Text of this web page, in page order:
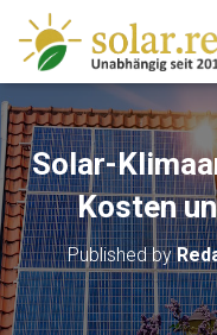
Solar-
Kosten
Published by